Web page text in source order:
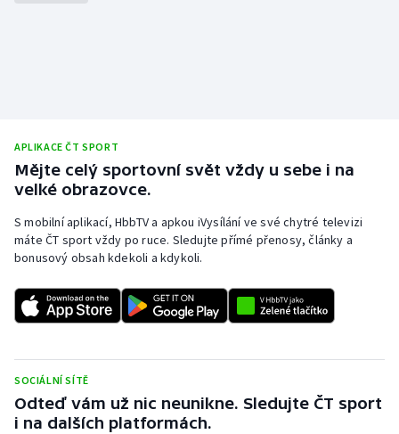
APLIKACE ČT SPORT
Mějte celý sportovní svět vždy u sebe i na
velké obrazovce.
S mobilní aplikací, HbbTV a apkou iVysílání ve své chytré televizi
máte ČT sport vždy po ruce. Sledujte přímé přenosy, články a
bonusový obsah kdekoli a kdykoli.
SOCIÁLNÍ SÍTĚ
Odteď vám už nic neunikne. Sledujte ČT sport
i na dalších platformách.